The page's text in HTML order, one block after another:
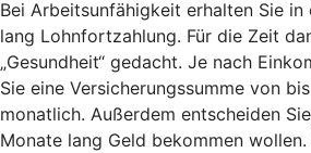
Bei Arbeitsunfähigkeit erhalten Sie in
lang Lohnfortzahlung. Für die Zeit
„Gesundheit“ gedacht. Je nach
Sie eine Versicherungssumme von
monatlich. Außerdem entscheiden
Monate lang Geld bekommen